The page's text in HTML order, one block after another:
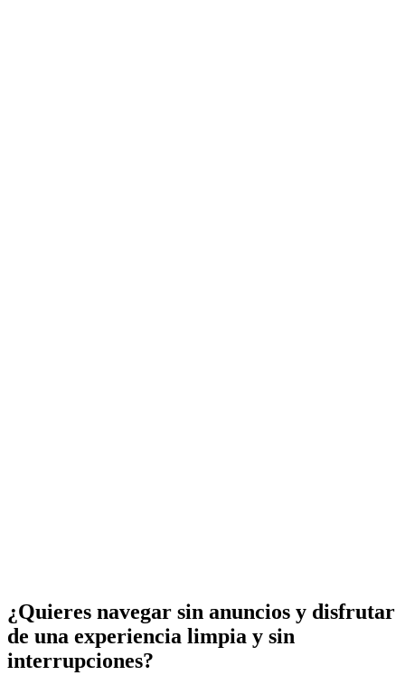
¿Quieres navegar sin anuncios y disfrutar
de una experiencia limpia y sin
interrupciones?